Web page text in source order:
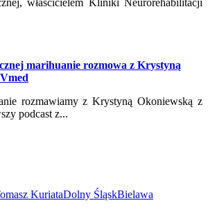
marihuanie rozmowa z Krystyną
rozmawiamy z Krystyną Okoniewską z
podcast z...
KuriataDolny ŚląskBielawa